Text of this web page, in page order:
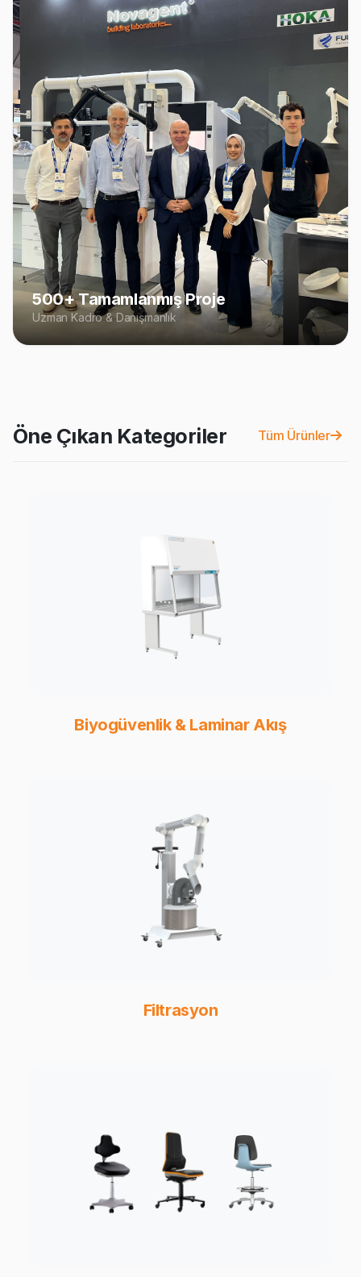
500+ Tamamlanmış Proje
Uzman Kadro & Danışmanlık
Öne Çıkan Kategoriler Tüm Ürünler
Biyogüvenlik & Laminar Akış
Filtrasyon